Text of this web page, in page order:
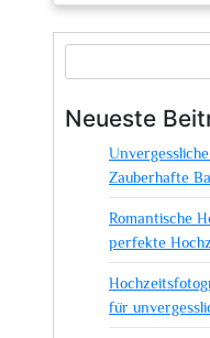
Neueste
Zauberhafte
Romantische
perfekte
für